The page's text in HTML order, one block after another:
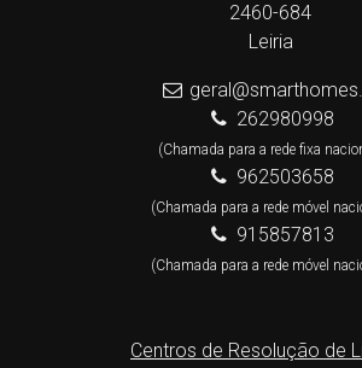
2460-684
Leiria
262980998
(Chamada para a rede fixa
962503658
(Chamada para a rede móvel
915857813
(Chamada para a rede móvel
Centros de Resolução de